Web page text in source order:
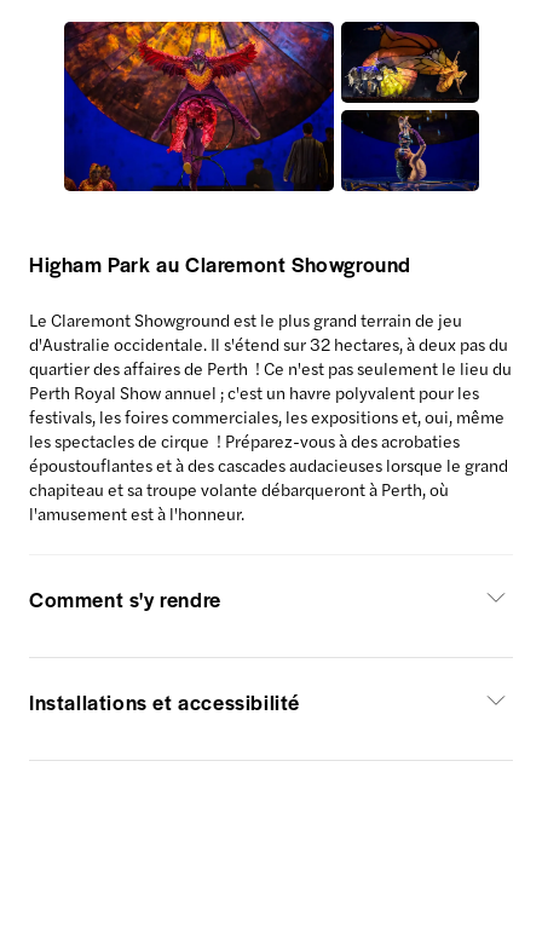
Higham Park au Claremont Showground
Le Claremont Showground est le plus grand terrain de jeu
d'Australie occidentale. Il s'étend sur 32 hectares, à deux pas du
quartier des affaires de Perth ! Ce n'est pas seulement le lieu du
Perth Royal Show annuel ; c'est un havre polyvalent pour les
festivals, les foires commerciales, les expositions et, oui, même
les spectacles de cirque ! Préparez-vous à des acrobaties
époustouflantes et à des cascades audacieuses lorsque le grand
chapiteau et sa troupe volante débarqueront à Perth, où
l'amusement est à l'honneur.
Comment s'y rendre
Installations et accessibilité